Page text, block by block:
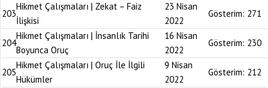
203
Hikmet Çalışmaları | Zekat – Faiz
İlişkisi
23 Nisan
2022
Gösterim: 271
204
Hikmet Çalışmaları | İnsanlık Tarihi
Boyunca Oruç
16 Nisan
2022
Gösterim: 230
205
Hikmet Çalışmaları | Oruç İle İlgili
Hükümler
9 Nisan
2022
Gösterim: 212